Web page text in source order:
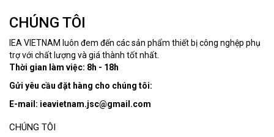
CHÚNG TÔI
IEA VIETNAM luôn đem đến các sản phẩm thiết bị công nghệp phụ
trợ với chất lượng và giá thành tốt nhất.
Thời gian làm việc: 8h - 18h
Gửi yêu cầu đặt hàng cho chúng tôi:
E-mail: ieavietnam.jsc@gmail.com
CHÚNG TÔI